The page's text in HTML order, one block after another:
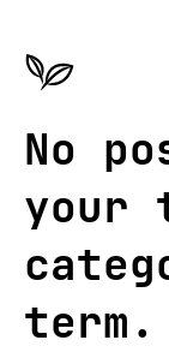
No
your
term.